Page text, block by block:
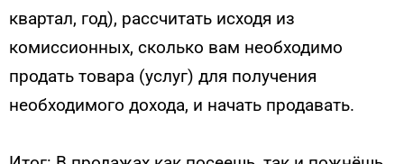
квартал, год), рассчитать исходя из
комиссионных, сколько вам необходимо
продать товара (услуг) для получения
необходимого дохода, и начать продавать.